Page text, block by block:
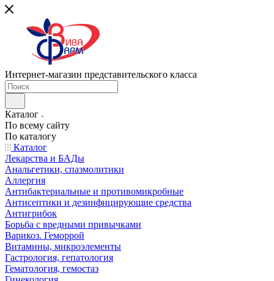
Интернет-магазин представительского класса
Каталог
По всему сайту
По каталогу
Каталог
Лекарства и БАДы
Анальгетики, спазмолитики
Аллергия
Антибактериальные и противомикробные
Антисептики и дезинфицирующие средства
Антигрибок
Борьба с вредными привычками
Варикоз. Геморрой
Витамины, микроэлементы
Гастрология, гепатология
Гематология, гемостаз